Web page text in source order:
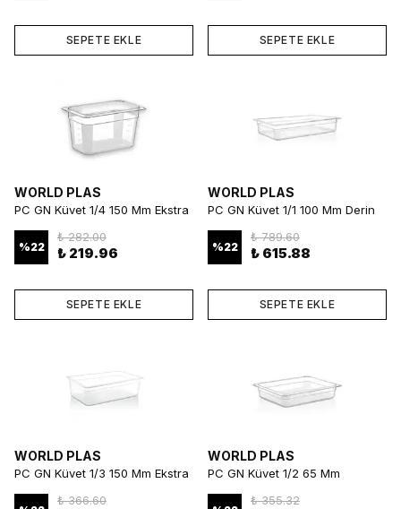
SEPETE EKLE SEPETE EKLE
WORLD PLAS
PC GN Küvet 1/4 150 Mm Ekstra
Küvet
%22
₺ 282.00
₺ 219.96
SEPETE EKLE
WORLD PLAS
PC GN Küvet 1/1 100 Mm Derin
%22
₺ 789.60
₺ 615.88
SEPETE EKLE
WORLD PLAS
PC GN Küvet 1/3 150 Mm Ekstra
₺ 366.60
WORLD PLAS
PC GN Küvet 1/2 65 Mm
₺ 355.32